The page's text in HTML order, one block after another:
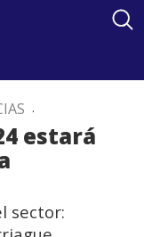
.
estará
sector: